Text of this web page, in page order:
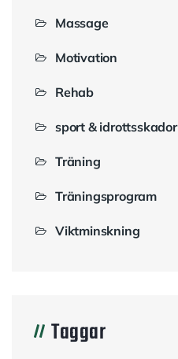
Massage
Motivation
Rehab
sport & idrottsskador
Träning
Träningsprogram
Viktminskning
Taggar